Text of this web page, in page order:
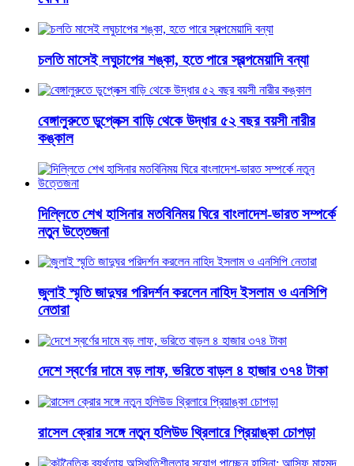
চলতি মাসেই লঘুচাপের শঙ্কা, হতে পারে স্বল্পমেয়াদি বন্যা
বেঙ্গালুরুতে ডুপ্লেক্স বাড়ি থেকে উদ্ধার ৫২ বছর বয়সী নারীর
কঙ্কাল
দিল্লিতে শেখ হাসিনার মতবিনিময় ঘিরে বাংলাদেশ-ভারত সম্পর্কে
নতুন উত্তেজনা
জুলাই স্মৃতি জাদুঘর পরিদর্শন করলেন নাহিদ ইসলাম ও এনসিপি
নেতারা
দেশে স্বর্ণের দামে বড় লাফ, ভরিতে বাড়ল ৪ হাজার ৩৭৪ টাকা
রাসেল ক্রোর সঙ্গে নতুন হলিউড থ্রিলারে প্রিয়াঙ্কা চোপড়া